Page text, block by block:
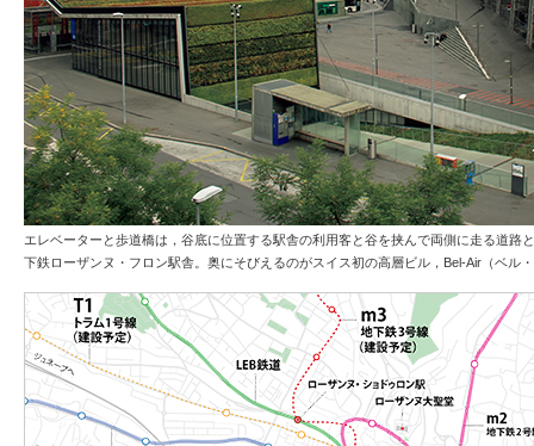
エレベーターと歩道橋は，谷底に位置する駅舎の利用客と谷を挟んで両側に走る道路
下鉄ローザンヌ・フロン駅舎。奥にそびえるのがスイス初の高層ビル，Bel-Air（ベル